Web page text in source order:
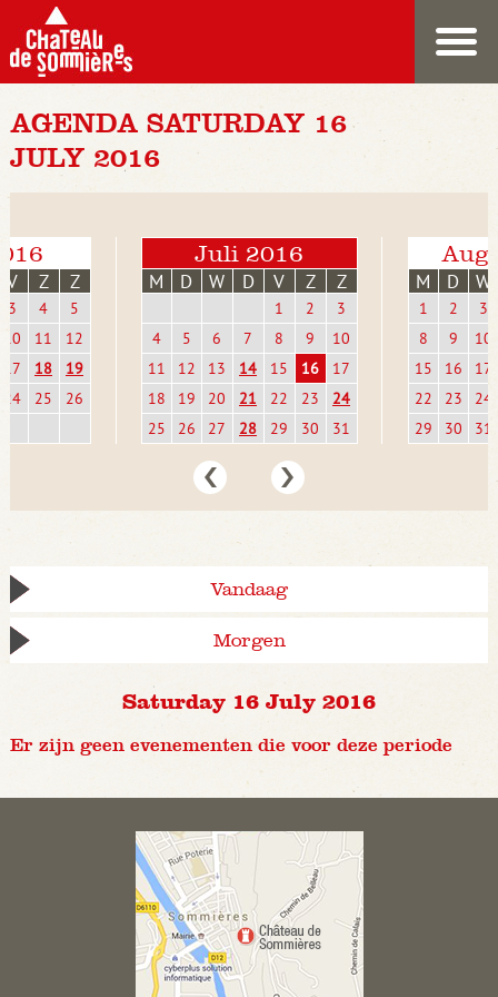
AGENDA SATURDAY 16
JULY 2016
V Z Z
3 4
5
10
11
12
17
18
19
24
25 26
Juli 2016
M D W D V Z Z
1 2
3
4
5 6 7 8 9
10
11
12 13 14 15 16
17
18
19 20 21 22 23
24
25
26 27 28 29 30 31
M D W
1 2
3
8
9
10
15
16
17
22
23
24
29
30 31
Vandaag
Morgen
Saturday 16 July 2016
Er zijn geen evenementen die voor deze periode